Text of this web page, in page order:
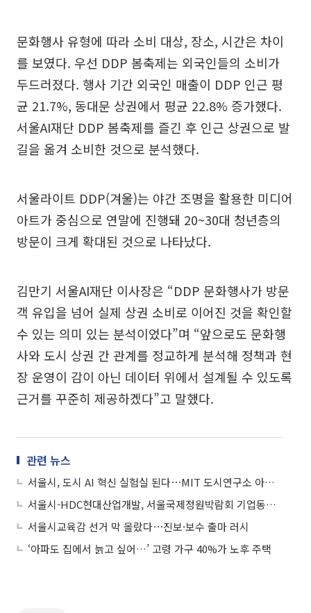
문화행사 유형에 따라 소비 대상, 장소, 시간은 차이
를 보였다. 우선 DDP 봄축제는 외국인들의 소비가
두드러졌다. 행사 기간 외국인 매출이 DDP 인근 평
균 21.7%, 동대문 상권에서 평균 22.8% 증가했다.
서울AI재단 DDP 봄축제를 즐긴 후 인근 상권으로 발
길을 옮겨 소비한 것으로 분석했다.
서울라이트 DDP(겨울)는 야간 조명을 활용한 미디어
아트가 중심으로 연말에 진행돼 20~30대 청년층의
방문이 크게 확대된 것으로 나타났다.
김만기 서울AI재단 이사장은 “DDP 문화행사가 방문
객 유입을 넘어 실제 상권 소비로 이어진 것을 확인할
수 있는 의미 있는 분석이었다”며 “앞으로도 문화행
사와 도시 상권 간 관계를 정교하게 분석해 정책과 현
장 운영이 감이 아닌 데이터 위에서 설계될 수 있도록
근거를 꾸준히 제공하겠다”고 말했다.
관련 뉴스
서울시, 도시 AI 혁신 실험실 된다⋯MIT 도시연구소 아시아 첫 진출
서울시-HDC현대산업개발, 서울국제정원박람회 기업동행정원 ‘맞손’
서울시교육감 선거 막 올랐다⋯진보·보수 출마 러시
‘아파도 집에서 늙고 싶어…’ 고령 가구 40%가 노후 주택